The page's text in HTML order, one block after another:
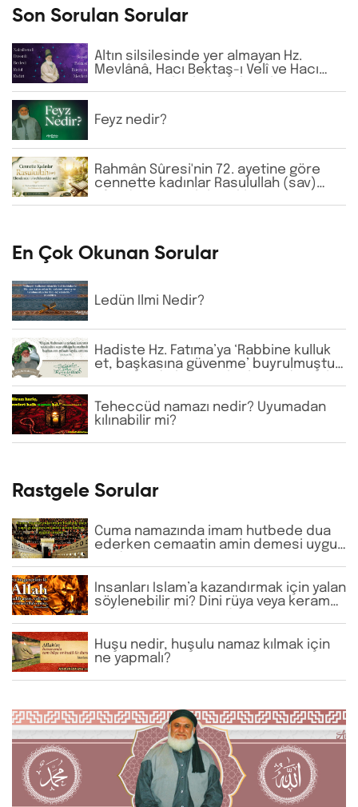
Son Sorulan Sorular
Altın silsilesinde yer almayan Hz.
Mevlânâ, Hacı Bektaş-ı Velî ve Hacı
ve Fâtiha okunmaktadır?
Feyz nedir?
Rahmân Sûresi'nin 72. ayetine göre
cennette kadınlar Rasulullah (sav)
En Çok Okunan Sorular
Ledün İlmi Nedir?
Hadiste Hz. Fatıma’ya ‘Rabbine kulluk
et, başkasına güvenme’ buyrulmuştur.
etmektedir. Bu anlayış doğru mudur?
Teheccüd namazı nedir? Uyumadan
kılınabilir mi?
Rastgele Sorular
Cuma namazında imam hutbede dua
ederken cemaatin amin demesi uygun
İnsanları İslam’a kazandırmak için yalan
söylenebilir mi? Dini rüya veya keramet
Huşu nedir, huşulu namaz kılmak için
ne yapmalı?